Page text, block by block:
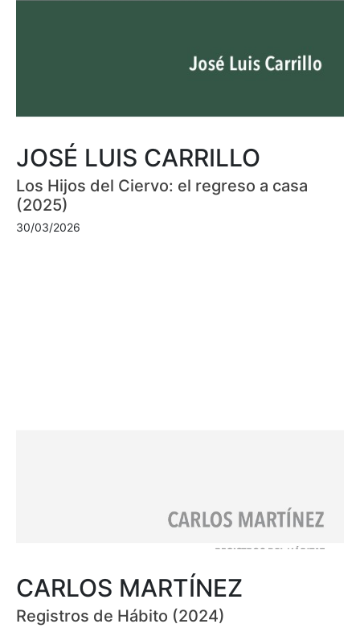
JOSÉ LUIS CARRILLO
Los Hijos del Ciervo: el regreso a casa
(2025)
30/03/2026
CARLOS MARTÍNEZ
Registros de Hábito (2024)